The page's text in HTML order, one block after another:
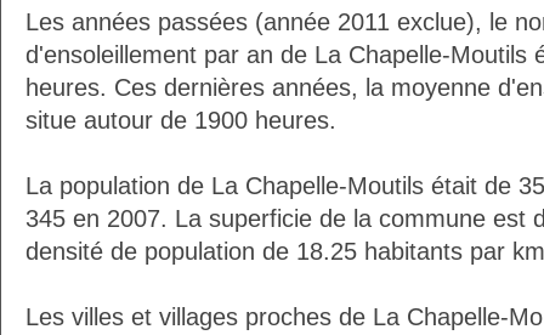
Les années passées (année 2011 exclue), le
d'ensoleillement par an de La Chapelle-Moutils
heures. Ces dernières années, la moyenne
situe autour de 1900 heures.
La population de La Chapelle-Moutils était de
345 en 2007. La superficie de la commune est
densité de population de 18.25 habitants par
Les villes et villages proches de La Chapelle-